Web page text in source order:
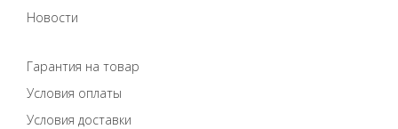
Новости
Гарантия на товар
Условия оплаты
Условия доставки